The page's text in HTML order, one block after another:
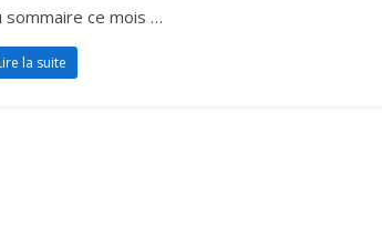
sommaire ce mois …
la suite